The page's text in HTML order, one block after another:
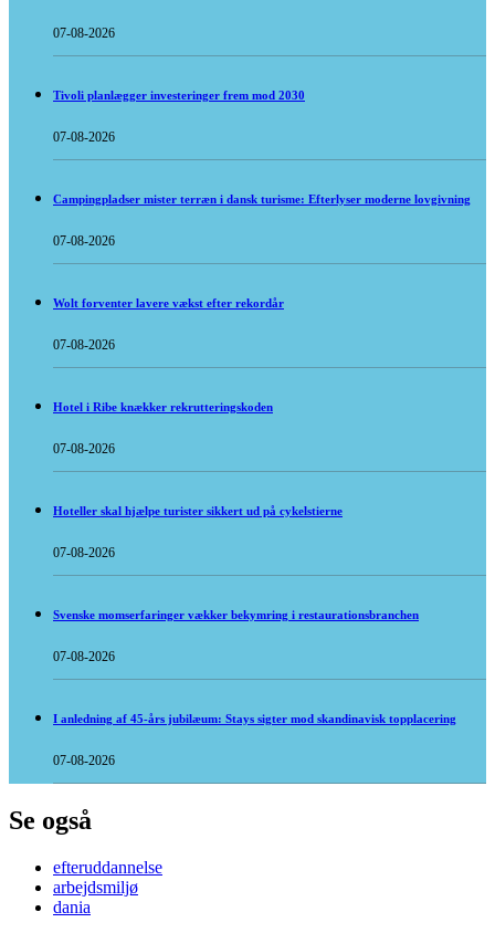
07-08-2026
Tivoli planlægger investeringer frem mod 2030
07-08-2026
Campingpladser mister terræn i dansk turisme: Efterlyser moderne lovgivning
07-08-2026
Wolt forventer lavere vækst efter rekordår
07-08-2026
Hotel i Ribe knækker rekrutteringskoden
07-08-2026
Hoteller skal hjælpe turister sikkert ud på cykelstierne
07-08-2026
Svenske momserfaringer vækker bekymring i restaurationsbranchen
07-08-2026
I anledning af 45-års jubilæum: Stays sigter mod skandinavisk topplacering
07-08-2026
Se også
efteruddannelse
arbejdsmiljø
dania